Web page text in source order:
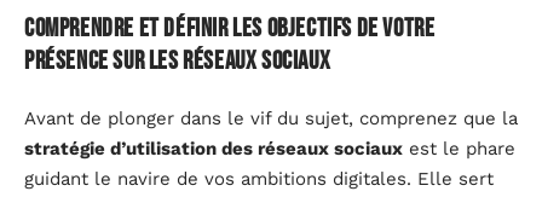
Comprendre et définir les objectifs de votre
présence sur les réseaux sociaux
Avant de plonger dans le vif du sujet, comprenez que la
stratégie d’utilisation des réseaux sociaux est le phare
guidant le navire de vos ambitions digitales. Elle sert